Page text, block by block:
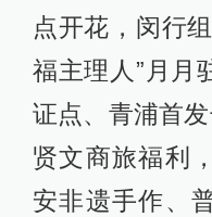
点开花，闵行
福主理人”月月
证点、青浦首
贤文商旅福利
安非遗手作、